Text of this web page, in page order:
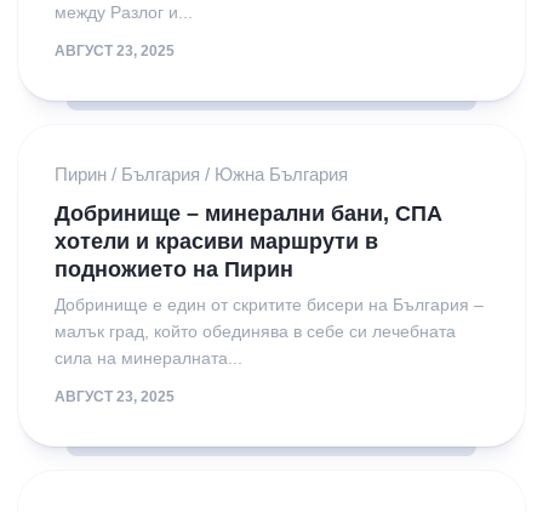
между Разлог и...
АВГУСТ 23, 2025
Пирин / България / Южна България
Добринище – минерални бани, СПА
хотели и красиви маршрути в
подножието на Пирин
Добринище е един от скритите бисери на България –
малък град, който обединява в себе си лечебната
сила на минералната...
АВГУСТ 23, 2025